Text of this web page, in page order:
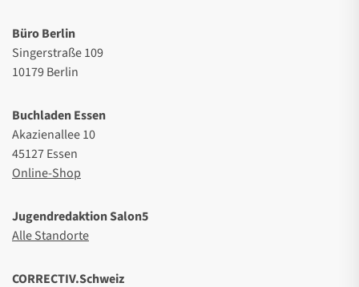
Büro Berlin
Singerstraße 109
10179 Berlin
Buchladen Essen
Akazienallee 10
45127 Essen
Online-Shop
Jugendredaktion Salon5
Alle Standorte
CORRECTIV.Schweiz